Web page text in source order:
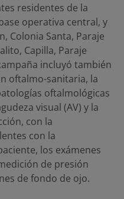
residentes de la
operativa central, y
Colonia Santa, Paraje
Capilla, Paraje
incluyó también
oftalmo-sanitaria, la
oftalmológicas
visual (AV) y la
con la
con la
los exámenes
de presión
de fondo de ojo.